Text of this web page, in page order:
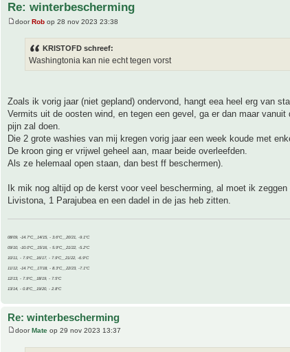
Re: winterbescherming
doorRob op 28 nov 2023 23:38
KRISTOFD schreef:
Washingtonia kan nie echt tegen vorst
Zoals ik vorig jaar (niet gepland) ondervond, hangt eea heel erg van
Vermits uit de oosten wind, en tegen een gevel, ga er dan maar vanuit
pijn zal doen.
Die 2 grote washies van mij kregen vorig jaar een week koude met
De kroon ging er vrijwel geheel aan, maar beide overleefden.
Als ze helemaal open staan, dan best ff beschermen).
Ik mik nog altijd op de kerst voor veel bescherming, al moet ik
Livistona, 1 Parajubea en een dadel in de jas heb zitten.
08/09, -14.7°C__14/15, - 3.6°C__20/21, -9.1°C
09/10, -10.0°C__15/16, - 5.9°C__21/22, -5.2°C
10/11, - 7.9°C__16/17, - 7.9°C__21/22, -6.9°C
11/12, -14.7°C__17/18, - 8.3°C__22/23, -7.1°C
12/13, - 7.9°C__18/19, - 7.5°C
13/14, - 0.8°C__19/20, - 2.8°C
Re: winterbescherming
door Mate op 29 nov 2023 13:37